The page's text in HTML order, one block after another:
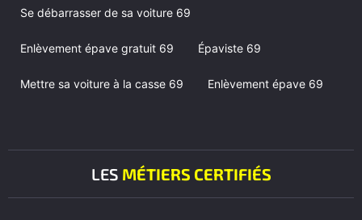
Se débarrasser de sa voiture 69
Enlèvement épave gratuit 69 Épaviste 69
Mettre sa voiture à la casse 69 Enlèvement épave 69
LES MÉTIERS CERTIFIÉS